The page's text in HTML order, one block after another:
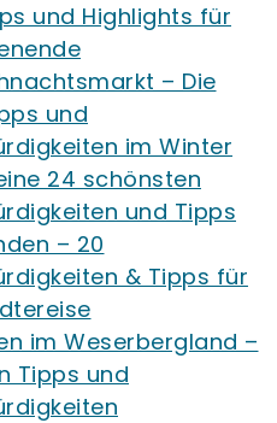
und Highlights für
– Die
und
im Winter
24 schönsten
und Tipps
– 20
& Tipps für
im Weserbergland –
Tipps und